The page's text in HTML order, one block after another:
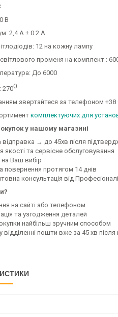
В
2,4 А ± 0.2 A
12 на кожну лампу
променя на комплект :
До 6000
2700
звертайтеся за телефоном +38
комплектуючих для
у нашому магазині
→ до 45хв після
якості та сервісне обслуговування
Ваш вибір
повернення протягом 14 днів
консультація від
на сайті або телефоном
та узгодження деталей
найбільш зручним способом
відділенні пошти вже за 45 хв